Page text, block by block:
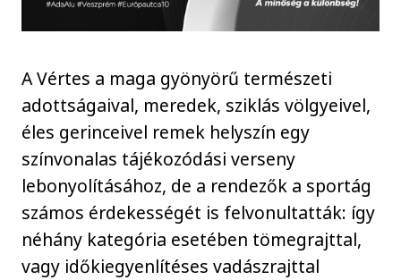
A Vértes a maga gyönyörű természeti
adottságaival, meredek, sziklás völgyeivel,
éles gerinceivel remek helyszín egy
színvonalas tájékozódási verseny
lebonyolításához, de a rendezők a sportág
számos érdekességét is felvonultatták: így
néhány kategória esetében tömegrajttal,
vagy időkiegyenlítéses vadászrajttal